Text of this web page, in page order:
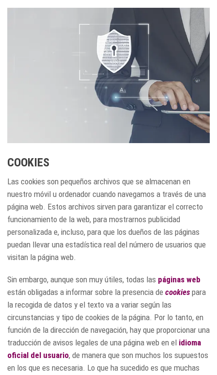
COOKIES
Las cookies son pequeños archivos que se almacenan en
nuestro móvil u ordenador cuando navegamos a través de una
página web. Estos archivos sirven para garantizar el correcto
funcionamiento de la web, para mostrarnos publicidad
personalizada e, incluso, para que los dueños de las páginas
puedan llevar una estadística real del número de usuarios que
visitan la página web.
Sin embargo, aunque son muy útiles, todas las páginas web
están obligadas a informar sobre la presencia de cookies para
la recogida de datos y el texto va a variar según las
circunstancias y tipo de cookies de la página. Por lo tanto, en
función de la dirección de navegación, hay que proporcionar una
traducción de avisos legales de una página web en el idioma
oficial del usuario, de manera que son muchos los supuestos
en los que es necesaria. Lo que ha sucedido es que muchas